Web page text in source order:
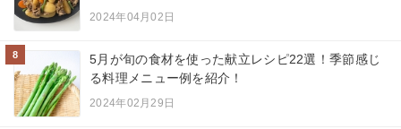
2024年04月02日
8
5月が旬の食材を使った献立レシピ22選！季節感じ
る料理メニュー例を紹介！
2024年02月29日